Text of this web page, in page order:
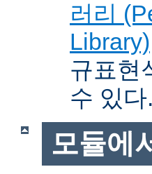
러리
Library)
규표현
수 있다.
모듈에